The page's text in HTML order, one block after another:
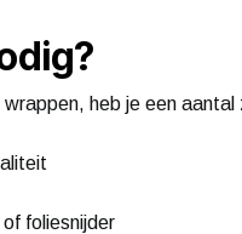
heb je een aantal
foliesnijder